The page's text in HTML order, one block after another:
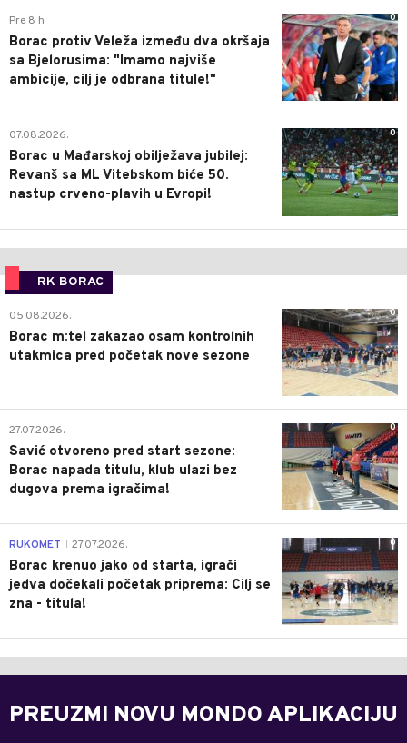
0
Pre 8 h
Borac protiv Veleža između dva okršaja
sa Bjelorusima: "Imamo najviše
ambicije, cilj je odbrana titule!"
0
07.08.2026.
Borac u Mađarskoj obilježava jubilej:
Revanš sa ML Vitebskom biće 50.
nastup crveno-plavih u Evropi!
RK BORAC
0
05.08.2026.
Borac m:tel zakazao osam kontrolnih
utakmica pred početak nove sezone
0
27.07.2026.
Savić otvoreno pred start sezone:
Borac napada titulu, klub ulazi bez
dugova prema igračima!
0
RUKOMET 27.07.2026.
Borac krenuo jako od starta, igrači
jedva dočekali početak priprema: Cilj se
zna - titula!
PREUZMI NOVU MONDO APLIKACIJU